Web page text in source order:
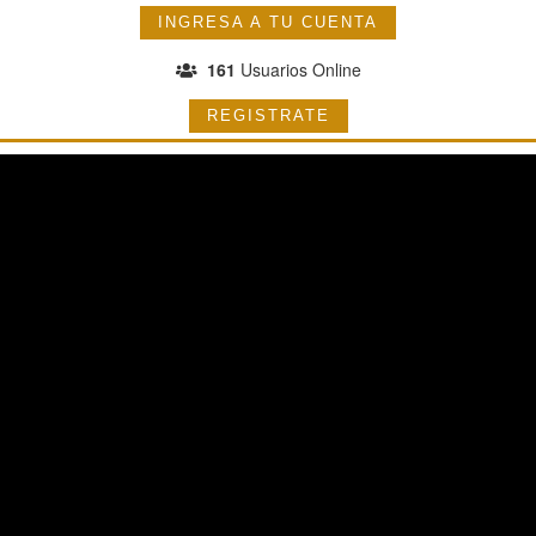
INGRESA A TU CUENTA
161 Usuarios Online
REGISTRATE